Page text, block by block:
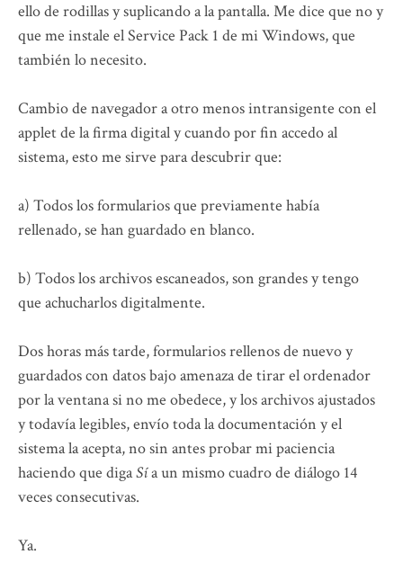
ello de rodillas y suplicando a la pantalla. Me dice que no y
que me instale el Service Pack 1 de mi Windows, que
también lo necesito.
Cambio de navegador a otro menos intransigente con el
applet de la firma digital y cuando por fin accedo al
sistema, esto me sirve para descubrir que:
a) Todos los formularios que previamente había
rellenado, se han guardado en blanco.
b) Todos los archivos escaneados, son grandes y tengo
que achucharlos digitalmente.
Dos horas más tarde, formularios rellenos de nuevo y
guardados con datos bajo amenaza de tirar el ordenador
por la ventana si no me obedece, y los archivos ajustados
y todavía legibles, envío toda la documentación y el
sistema la acepta, no sin antes probar mi paciencia
haciendo que digaSía un mismo cuadro de diálogo 14
veces consecutivas.
Ya.